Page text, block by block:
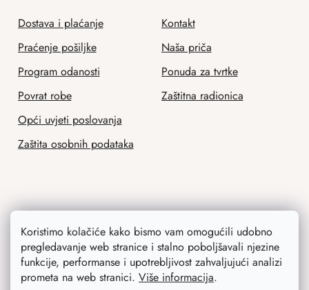
Koristimo kolačiće kako bismo vam omogućili udobno
pregledavanje web stranice i stalno poboljšavali njezine
funkcije, performanse i upotrebljivost zahvaljujući analizi
prometa na web stranici. Više informacija.
Dostava i plaćanje
Praćenje pošiljke
Program odanosti
Povrat robe
Opći uvjeti poslovanja
Zaštita osobnih podataka
Kontakt
Naša priča
Ponuda za tvrtke
Zaštitna radionica
Savjetujemo vas
Blog
Inspiracija